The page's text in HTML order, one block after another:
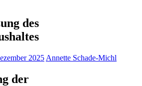
des
2025 Annette Schade-Michl
der